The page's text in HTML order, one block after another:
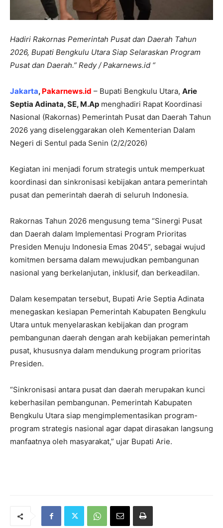
Hadiri Rakornas Pemerintah Pusat dan Daerah Tahun
2026, Bupati Bengkulu Utara Siap Selaraskan Program
Pusat dan Daerah.” Redy / Pakarnews.id “
Jakarta, Pakarnews.id – Bupati Bengkulu Utara, Arie
Septia Adinata, SE, M.Ap menghadiri Rapat Koordinasi
Nasional (Rakornas) Pemerintah Pusat dan Daerah Tahun
2026 yang diselenggarakan oleh Kementerian Dalam
Negeri di Sentul pada Senin (2/2/2026)
Kegiatan ini menjadi forum strategis untuk memperkuat
koordinasi dan sinkronisasi kebijakan antara pemerintah
pusat dan pemerintah daerah di seluruh Indonesia.
Rakornas Tahun 2026 mengusung tema “Sinergi Pusat
dan Daerah dalam Implementasi Program Prioritas
Presiden Menuju Indonesia Emas 2045”, sebagai wujud
komitmen bersama dalam mewujudkan pembangunan
nasional yang berkelanjutan, inklusif, dan berkeadilan.
Dalam kesempatan tersebut, Bupati Arie Septia Adinata
menegaskan kesiapan Pemerintah Kabupaten Bengkulu
Utara untuk menyelaraskan kebijakan dan program
pembangunan daerah dengan arah kebijakan pemerintah
pusat, khususnya dalam mendukung program prioritas
Presiden.
“Sinkronisasi antara pusat dan daerah merupakan kunci
keberhasilan pembangunan. Pemerintah Kabupaten
Bengkulu Utara siap mengimplementasikan program-
program strategis nasional agar dapat dirasakan langsung
manfaatnya oleh masyarakat,” ujar Bupati Arie.